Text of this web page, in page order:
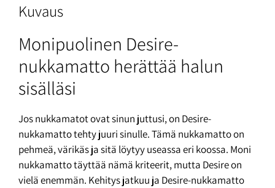
Kuvaus
Monipuolinen Desire-
nukkamatto herättää halun
sisälläsi
Jos nukkamatot ovat sinun juttusi, on Desire-
nukkamatto tehty juuri sinulle. Tämä nukkamatto on
pehmeä, värikäs ja sitä löytyy useassa eri koossa. Moni
nukkamatto täyttää nämä kriteerit, mutta Desire on
vielä enemmän. Kehitys jatkuu ja Desire-nukkamatto